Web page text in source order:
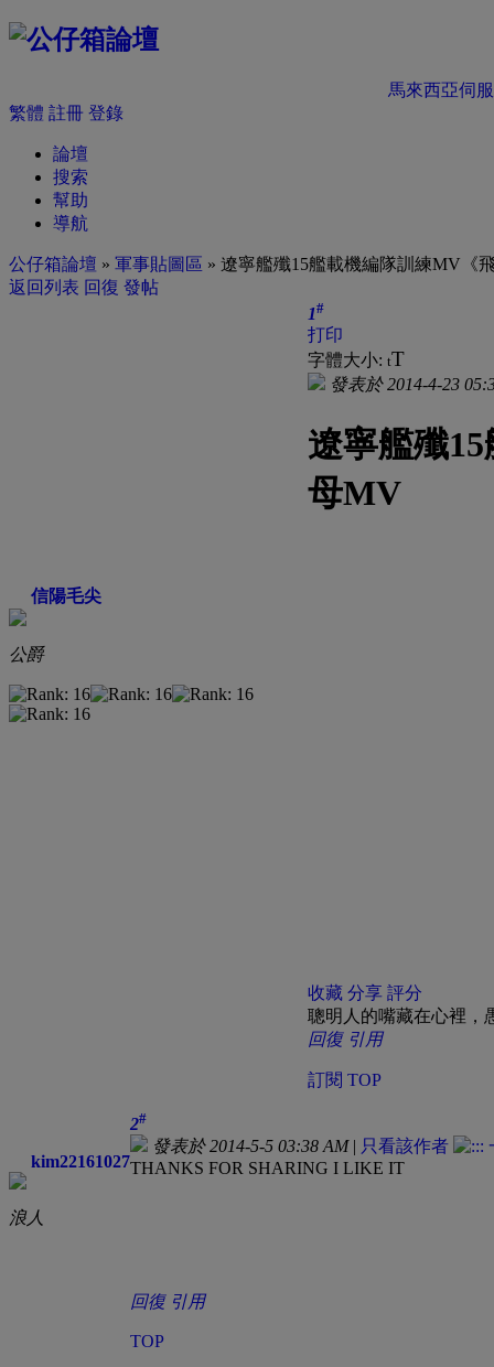
馬來西亞伺
繁體 註冊 登錄
論壇
搜索
幫助
導航
公仔箱論壇 » 軍事貼圖區 » 遼寧艦殲15艦載機編隊訓練MV《
返回列表 回復 發帖
信陽毛尖
公爵
1#
打印
字體大小: tT
發表於 2014-4-23
遼寧艦殲
母MV
收藏 分享 評分
聰明人的嘴藏在心裡，
回復 引用
訂閱 TOP
kim22161027
浪人
2#
發表於 2014-5-5 03:38 AM| 只看該作者
THANKS FOR SHARING I LIKE IT
回復 引用
TOP